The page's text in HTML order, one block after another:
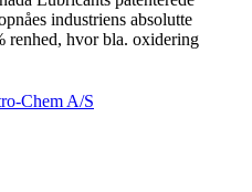
industriens absolutte
renhed, hvor bla. oxidering